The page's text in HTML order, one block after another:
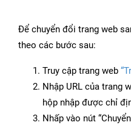
Để chuyển đổi trang web
theo các bước sau:
Truy cập trang web
Nhập URL của trang
hộp nhập được chỉ
Nhấp vào nút